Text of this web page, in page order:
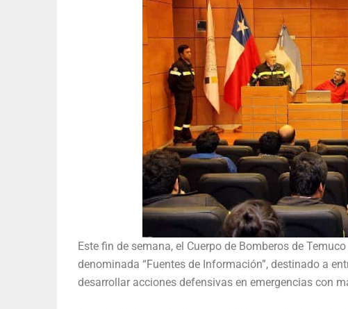
Este fin de semana, el Cuerpo de Bomberos de
denominada “Fuentes de Información”, destinado a
desarrollar acciones defensivas en emergencias con